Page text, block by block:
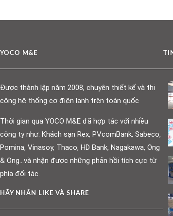
YOCO M&E
Được thành lập năm 2008, chuyên thiết kế và thi
công hệ thống cơ điện lạnh trên toàn quốc
Thời gian qua YOCO M&E đã hợp tác với nhiều
công ty như: Khách sạn Rex, PVcomBank, Sabeco,
Pomina, Vinasoy, Thaco, HD Bank, Nagakawa, Ong
& Ong…và nhận được những phản hồi tích cực từ
phía đối tác.
HÃY NHẤN LIKE VÀ SHARE